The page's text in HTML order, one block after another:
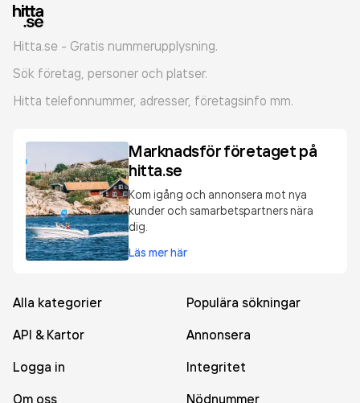
Hitta.se - Gratis nummerupplysning.
Sök företag, personer och platser.
Hitta telefonnummer, adresser, företagsinfo mm.
Marknadsför företaget på
hitta.se
Kom igång och annonsera mot nya
kunder och samarbetspartners nära
dig.
Läs mer här
Alla kategorier
Populära sökningar
API & Kartor
Annonsera
Logga in
Integritet
Om oss
Nödnummer